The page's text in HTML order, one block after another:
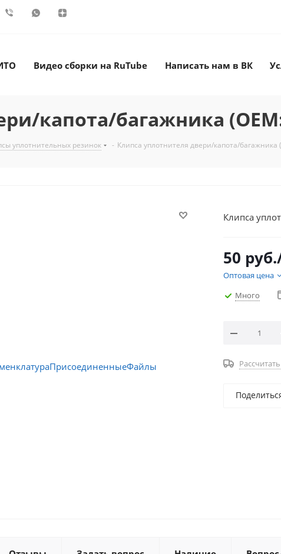
Видео сборки на RuTube Написать нам в ВК
капота/багажника (OEM:
уплотнительных резинок - Клипса уплотнителя двери/капота/багажника
Клипса
50 руб.
Оптовая цена
Много